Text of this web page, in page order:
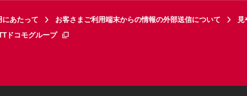
にあたって お客さまご利用端末からの情報の外部送信について
見
ドコモグループ